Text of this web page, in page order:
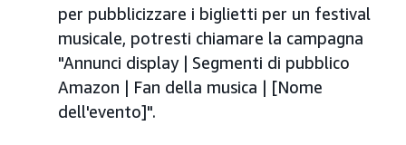
per pubblicizzare i biglietti per un festival
musicale, potresti chiamare la campagna
"Annunci display | Segmenti di pubblico
Amazon | Fan della musica | [Nome
dell'evento]".